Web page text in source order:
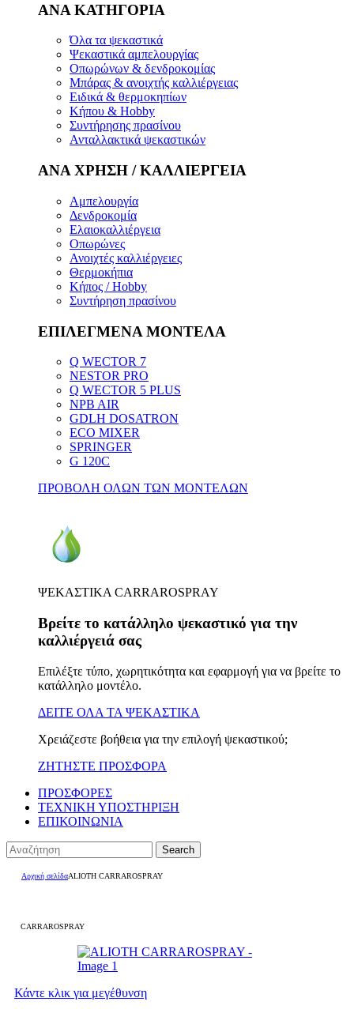
ΑΝΑ ΚΑΤΗΓΟΡΙΑ
Όλα τα ψεκαστικά
Ψεκαστικά αμπελουργίας
Οπωρώνων & δενδροκομίας
Μπάρας & ανοιχτής καλλιέργειας
Ειδικά & θερμοκηπίων
Κήπου & Hobby
Συντήρησης πρασίνου
Ανταλλακτικά ψεκαστικών
ΑΝΑ ΧΡΗΣΗ / ΚΑΛΛΙΕΡΓΕΙΑ
Αμπελουργία
Δενδροκομία
Ελαιοκαλλιέργεια
Οπωρώνες
Ανοιχτές καλλιέργειες
Θερμοκήπια
Κήπος / Hobby
Συντήρηση πρασίνου
ΕΠΙΛΕΓΜΕΝΑ ΜΟΝΤΕΛΑ
Q WECTOR 7
NESTOR PRO
Q WECTOR 5 PLUS
NPB AIR
GDLH DOSATRON
ECO MIXER
SPRINGER
G 120C
ΠΡΟΒΟΛΗ ΟΛΩΝ ΤΩΝ ΜΟΝΤΕΛΩΝ
ΨΕΚΑΣΤΙΚΑ CARRAROSPRAY
Βρείτε το κατάλληλο ψεκαστικό για την
καλλιέργειά σας
Επιλέξτε τύπο, χωρητικότητα και εφαρμογή για να βρείτε το
κατάλληλο μοντέλο.
ΔΕΙΤΕ ΟΛΑ ΤΑ ΨΕΚΑΣΤΙΚΑ
Χρειάζεστε βοήθεια για την επιλογή ψεκαστικού;
ΖΗΤΗΣΤΕ ΠΡΟΣΦΟΡΑ
ΠΡΟΣΦΟΡΕΣ
ΤΕΧΝΙΚΗ ΥΠΟΣΤΗΡΙΞΗ
ΕΠΙΚΟΙΝΩΝΙΑ
Search
Αρχική σελίδαALIOTH CARRAROSPRAY
CARRAROSPRAY
Κάντε κλικ για μεγέθυνση